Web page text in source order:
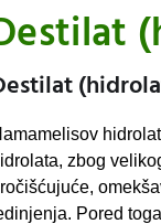
zbog
Pored